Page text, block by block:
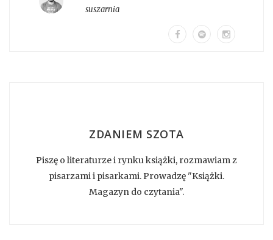
suszarnia
ZDANIEM SZOTA
Piszę o literaturze i rynku książki, rozmawiam z
pisarzami i pisarkami. Prowadzę "Książki.
Magazyn do czytania".